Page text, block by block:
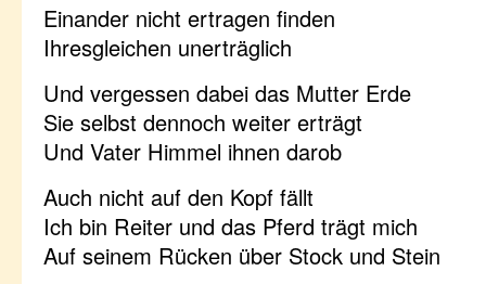
Einander nicht ertragen finden
Ihresgleichen unerträglich
Und vergessen dabei das Mutter Erde
Sie selbst dennoch weiter erträgt
Und Vater Himmel ihnen darob
Auch nicht auf den Kopf fällt
Ich bin Reiter und das Pferd trägt mich
Auf seinem Rücken über Stock und Stein